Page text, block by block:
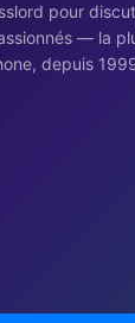
pour
— la
depuis